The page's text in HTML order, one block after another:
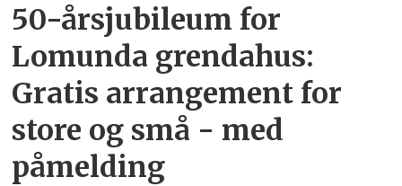
50-årsjubileum for
Lomunda grendahus:
Gratis arrangement for
store og små - med
påmelding